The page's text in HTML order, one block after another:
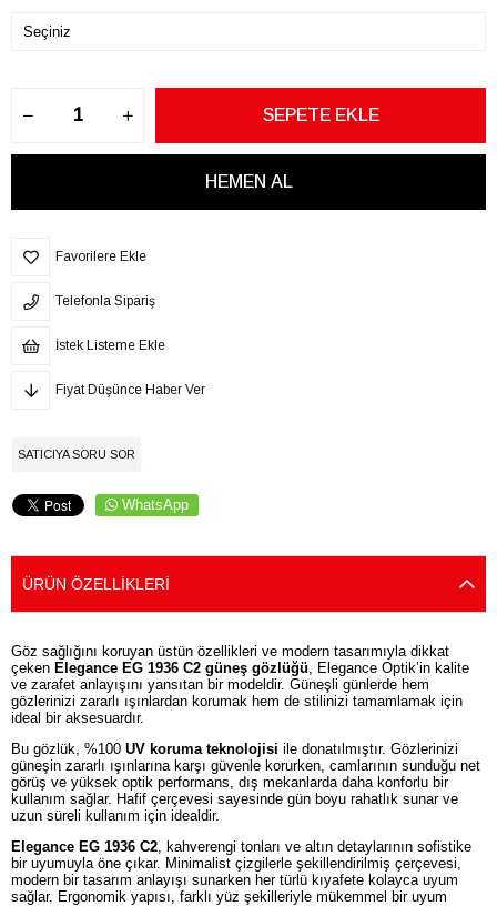
Favorilere Ekle
Telefonla Sipariş
İstek Listeme Ekle
Fiyat Düşünce Haber Ver
SATICIYA SORU SOR
WhatsApp
ÜRÜN ÖZELLIKLERI
Göz sağlığını koruyan üstün özellikleri ve modern tasarımıyla dikkat
çeken Elegance EG 1936 C2 güneş gözlüğü, Elegance Optik’in kalite
ve zarafet anlayışını yansıtan bir modeldir. Güneşli günlerde hem
gözlerinizi zararlı ışınlardan korumak hem de stilinizi tamamlamak için
ideal bir aksesuardır.
Bu gözlük, %100 UV koruma teknolojisi ile donatılmıştır. Gözlerinizi
güneşin zararlı ışınlarına karşı güvenle korurken, camlarının sunduğu net
görüş ve yüksek optik performans, dış mekanlarda daha konforlu bir
kullanım sağlar. Hafif çerçevesi sayesinde gün boyu rahatlık sunar ve
uzun süreli kullanım için idealdir.
Elegance EG 1936 C2 , kahverengi tonları ve altın detaylarının sofistike
bir uyumuyla öne çıkar. Minimalist çizgilerle şekillendirilmiş çerçevesi,
modern bir tasarım anlayışı sunarken her türlü kıyafete kolayca uyum
sağlar. Ergonomik yapısı, farklı yüz şekilleriyle mükemmel bir uyum